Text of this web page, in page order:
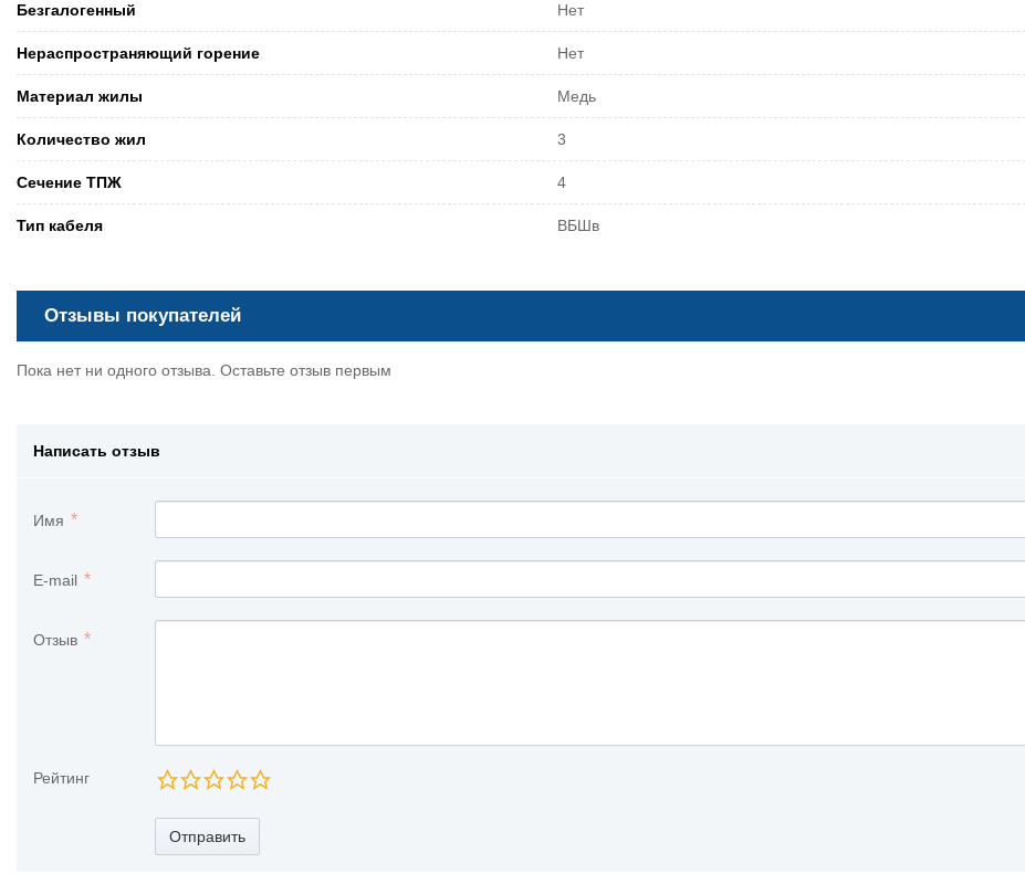
Безгалогенный Нет
Нераспространяющий горение Нет
Материал жилы Медь
Количество жил 3
Сечение ТПЖ 4
Тип кабеля ВБШв
Отзывы покупателей
Пока нет ни одного отзыва. Оставьте отзыв первым
Написать отзыв
Имя
E-mail
Отзыв
Рейтинг
Отправить